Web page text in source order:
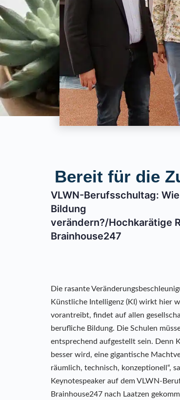
Bereit für die
VLWN-Berufsschultag:
Bildung
verändern?/Hochkarätige
Brainhouse247
Die rasante
Künstliche Intelligenz (KI) wirkt hier
vorantreibt, findet auf allen
berufliche Bildung. Die Schulen
entsprechend aufgestellt sein. Denn
besser wird, eine gigantische
räumlich, technisch, konzeptionell“,
Keynotespeaker auf dem VLWN-
Brainhouse247 nach Laatzen